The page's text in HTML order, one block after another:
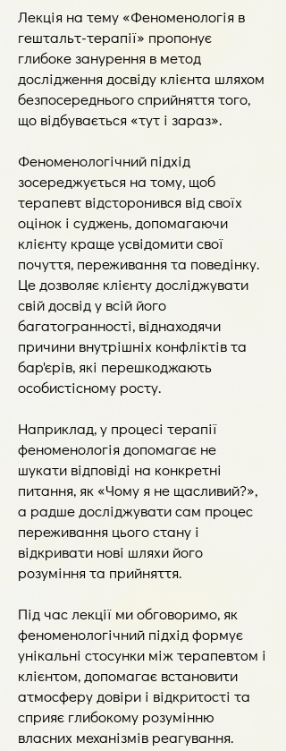
Лекція на тему «Феноменологія в
гештальт-терапії» пропонує
глибоке занурення в метод
дослідження досвіду клієнта шляхом
безпосереднього сприйняття того,
що відбувається «тут і зараз».
Феноменологічний підхід
зосереджується на тому, щоб
терапевт відсторонився від своїх
оцінок і суджень, допомагаючи
клієнту краще усвідомити свої
почуття, переживання та поведінку.
Це дозволяє клієнту досліджувати
свій досвід у всій його
багатогранності, віднаходячи
причини внутрішніх конфліктів та
бар'єрів, які перешкоджають
особистісному росту.
Наприклад, у процесі терапії
феноменологія допомагає не
шукати відповіді на конкретні
питання, як «Чому я не щасливий?»,
а радше досліджувати сам процес
переживання цього стану і
відкривати нові шляхи його
розуміння та прийняття.
Під час лекції ми обговоримо, як
феноменологічний підхід формує
унікальні стосунки між терапевтом і
клієнтом, допомагає встановити
атмосферу довіри і відкритості та
сприяє глибокому розумінню
власних механізмів реагування.